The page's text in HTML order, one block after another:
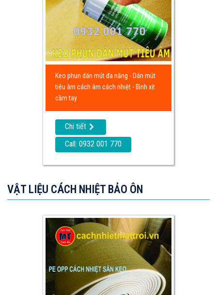
Keo phun dán mút đa năng - Dán mút
tiêu âm cách âm cách nhiệt - Bình xịt
cầm tay
Chi tiết
Call: 0932 001 770
VẬT LIỆU CÁCH NHIỆT BẢO ÔN